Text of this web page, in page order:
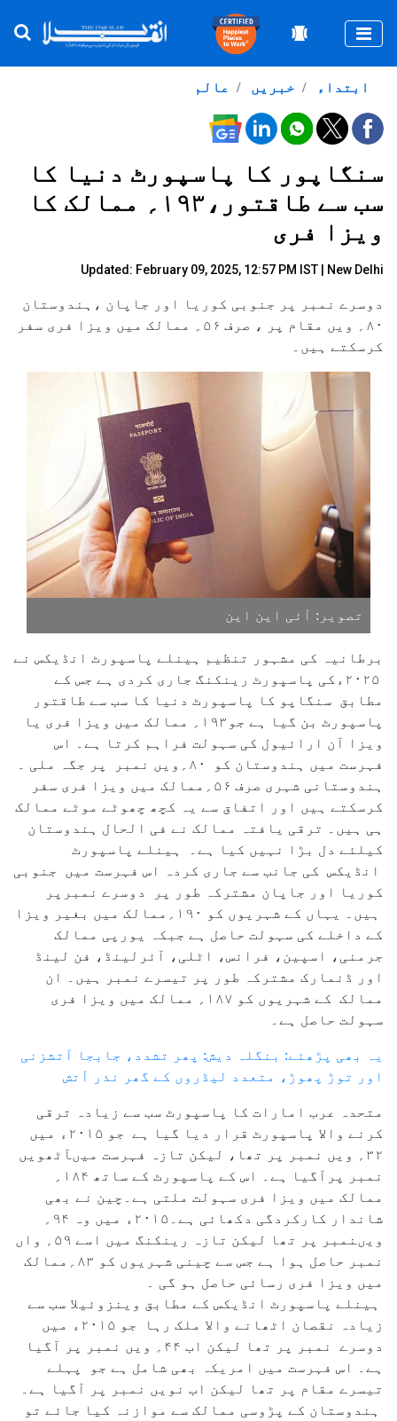
عالم خبریں ابتداء
سنگاپور کا پاسپورٹ دنیا کا
سب سے طاقتور،۱۹۳؍ ممالک کا
ویزا فری
Updated: February 09, 2025, 12:57 PM IST | New Delhi
دوسرے نمبر پر جنوبی کوریا اور جاپان ،ہندوستان
۸۰؍ ویں مقام پر ، صرف ۵۶؍ ممالک میں ویزا فری سفر
کرسکتے ہیں۔
تصویر: آئی این این
برطانیہ کی مشہور تنظیم ہینلے پاسپورٹ انڈیکس نے
۲۰۲۵ءکی پاسپورٹ رینکنگ جاری کردی ہے جس کے
مطابق سنگاپو کا پاسپورٹ دنیا کا سب سے طاقتور
پاسپورٹ بن گیا ہے جو۱۹۳؍ ممالک میں ویزا فری یا
ویزا آن ارائیول کی سہولت فراہم کرتا ہے۔ اس
فہرست میں ہندوستان کو ۸۰؍ویں نمبر پر جگہ ملی ۔
ہندوستانی شہری صرف ۵۶؍ممالک میں ویزا فری سفر
کرسکتے ہیں اور اتفاق سے یہ کچھ چھوٹے موٹے ممالک
ہی ہیں۔ ترقی یافتہ ممالک نے فی الحال ہندوستان
کیلئے دل بڑا نہیں کیا ہے۔ ہینلے پاسپورٹ
انڈیکس کی جانب سے جاری کردہ اس فہرست میں جنوبی
کوریا اور جاپان مشترکہ طور پر دوسرے نمبرپر
ہیں۔ یہاں کے شہریوں کو ۱۹۰؍ممالک میں بغیر ویزا
کے داخلے کی سہولت حاصل ہے جبکہ یورپی ممالک
جرمنی، اسپین، فرانس، اٹلی، آئرلینڈ، فن لینڈ
اور ڈنمارک مشترکہ طور پر تیسرے نمبر ہیں۔ ان
ممالک کے شہریوں کو ۱۸۷؍ ممالک میں ویزا فری
سہولت حاصل ہے۔
یہ بھی پڑھئے: بنگلہ دیش: پھر تشدد، جابجا آتشزنی
اور توڑ پھوڑ، متعدد لیڈروں کے گھر نذر آتش
متحدہ عرب امارات کا پاسپورٹ سب سے زیادہ ترقی
کرنے والا پاسپورٹ قرار دیا گیا ہے جو ۲۰۱۵ء میں
۳۲؍ ویں نمبر پر تھا، لیکن تازہ فہرست میںآٹھویں
ممالک میں ویزا فری سہولت ملتی ہے۔چین نے بھی
ویںنمبر پر تھا لیکن تازہ رینکنگ میں اسے ۵۹؍ واں
نمبر حاصل ہوا ہے جس سے چینی شہریوں کو ۸۳؍ممالک
میں ویزا فری رسائی حاصل ہو گی ۔
ہینلے پاسپورٹ انڈیکس کے مطابق وینزوئیلا سب سے
زیادہ نقصان اٹھانے والا ملک رہا جو ۲۰۱۵ء میں
دوسرے نمبر پر تھا لیکن اب ۴۴؍ ویں نمبر پر آگیا
ہے۔ اس فہرست میں امریکہ بھی شامل ہے جو پہلے
تیسرے مقام پر تھا لیکن اب نویں نمبر پر آگیا ہے۔
ہندوستان کے پڑوسی ممالک سے موازنہ کیا جائے تو